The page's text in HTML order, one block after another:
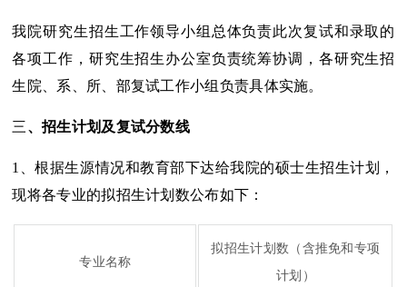
我院研究生招生工作领导小组总体负责此次复试和录取的
各项工作，研究生招生办公室负责统筹协调，各研究生招
生院、系、所、部复试工作小组负责具体实施。
三、招生计划及复试分数线
1、根据生源情况和教育部下达给我院的硕士生招生计划，
现将各专业的拟招生计划数公布如下：
专业名称
拟招生计划数（含推免和专项
计划）